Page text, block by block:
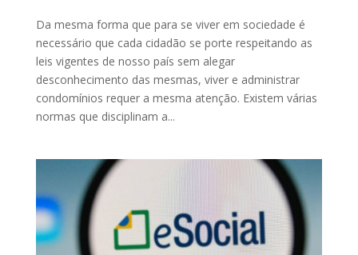
Da mesma forma que para se viver em sociedade é
necessário que cada cidadão se porte respeitando as
leis vigentes de nosso país sem alegar
desconhecimento das mesmas, viver e administrar
condomínios requer a mesma atenção. Existem várias
normas que disciplinam a...